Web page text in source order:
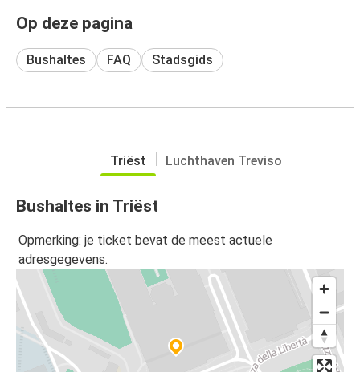
Op deze pagina
Bushaltes FAQ Stadsgids
Triëst Luchthaven Treviso
Bushaltes in Triëst
Opmerking: je ticket bevat de meest actuele
adresgegevens.